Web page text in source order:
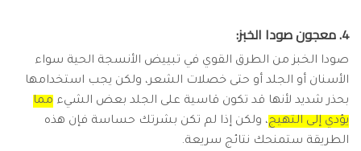
4. معجون صودا الخبز:
صودا الخبز من الطرق القوي في تبييض الأنسجة الحية سواء
الأسنان أو الجلد أو حتى خصلات الشعر، ولكن يجب استخدامها
بحذر شديد لأنها قد تكون قاسية على الجلد بعض الشيء مما
يؤدي إلى التهيج، ولكن إذا لم تكن بشرتك حساسة فإن هذه
الطريقة ستمنحك نتائج سريعة.